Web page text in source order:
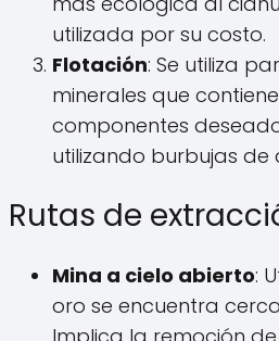
utilizada por su costo.
Flotación: Se utiliza
minerales que
componentes
utilizando burbujas de
Rutas de
Mina a cielo abierto:
oro se encuentra